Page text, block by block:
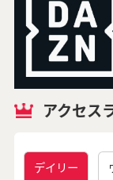
アクセス
デイリー